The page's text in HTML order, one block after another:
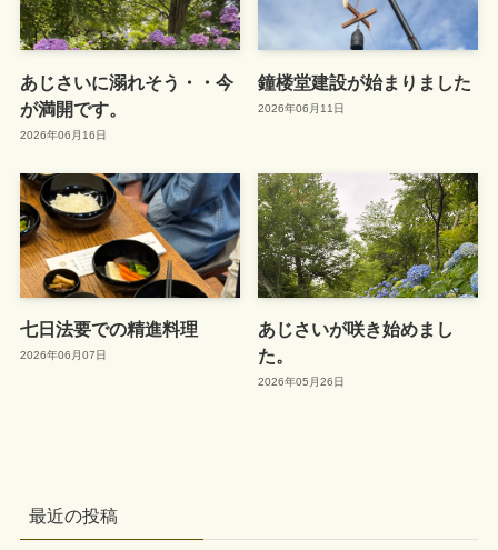
あじさいに溺れそう・・今
が満開です。
2026年06月16日
鐘楼堂建設が始まりました
2026年06月11日
七日法要での精進料理
2026年06月07日
あじさいが咲き始めまし
た。
2026年05月26日
最近の投稿